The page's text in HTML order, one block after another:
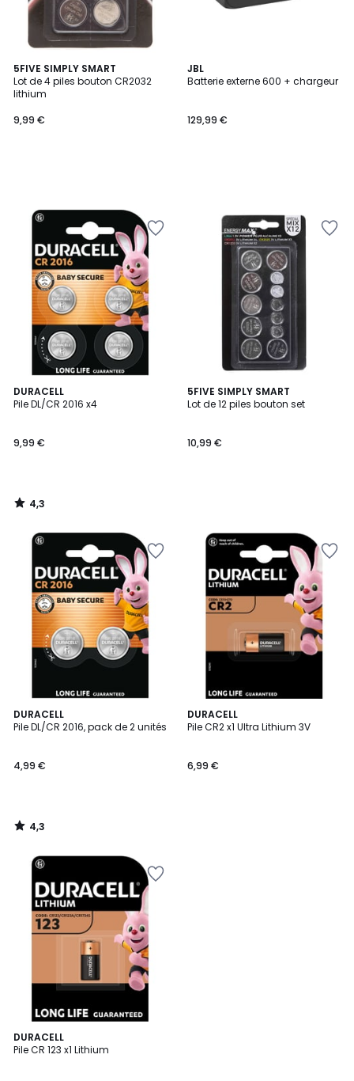
5FIVE SIMPLY SMART
Lot de 4 piles bouton CR2032
lithium
9,99 €
JBL
Batterie externe 600 + chargeur
129,99 €
DURACELL
Pile DL/CR 2016 x4
9,99 €
4,3
/ 5
4,3
/
5FIVE SIMPLY SMART
Lot de 12 piles bouton set
10,99 €
DURACELL
Pile DL/CR 2016, pack de 2 unités
4,99 €
4,3
/ 5
4,3
/
DURACELL
Pile CR2 x1 Ultra Lithium 3V
6,99 €
DURACELL
Pile CR 123 x1 Lithium
4
/